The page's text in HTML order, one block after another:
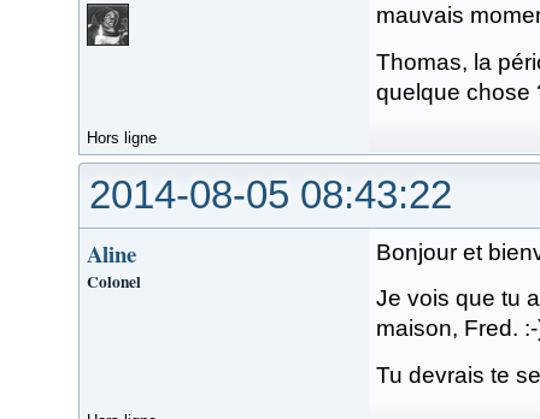
mauvais
Thomas, la
quelque chose
Hors ligne
2014-08-05 08:43:22
Aline
Colonel
Bonjour et
Je vois que tu
maison, Fred.
Tu devrais te